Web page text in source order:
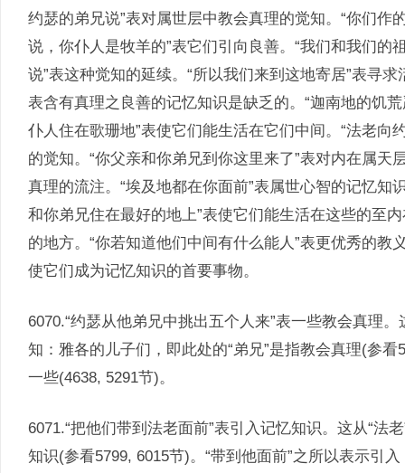
约瑟的弟兄说”表对属世层中教会真理的觉知。“你们作
说，你仆人是牧羊的”表它们引向良善。“我们和我们的
说”表这种觉知的延续。“所以我们来到这地寄居”表寻
表含有真理之良善的记忆知识是缺乏的。“迦南地的饥
仆人住在歌珊地”表使它们能生活在它们中间。“法老向
的觉知。“你父亲和你弟兄到你这里来了”表对内在属
真理的流注。“埃及地都在你面前”表属世心智的记忆知
和你弟兄住在最好的地上”表使它们能生活在这些的至
的地方。“你若知道他们中间有什么能人”表更优秀的教
使它们成为记忆知识的首要事物。
6070.“约瑟从他弟兄中挑出五个人来”表一些教会真理
知：雅各的儿子们，即此处的“弟兄”是指教会真理(参看
一些(4638, 5291节)。
6071.“把他们带到法老面前”表引入记忆知识。这从“法
知识(参看5799, 6015节)。“带到他面前”之所以表示引